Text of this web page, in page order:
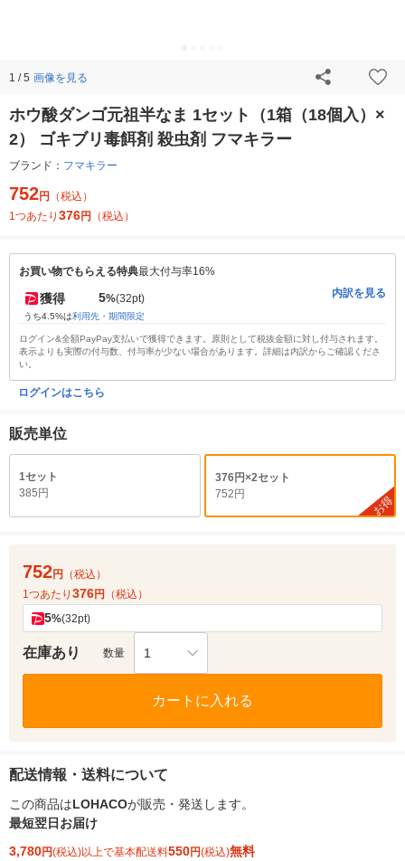
1 / 5 画像を見る
ホウ酸ダンゴ元祖半なま 1セット（1箱（18個入）×
2） ゴキブリ毒餌剤 殺虫剤 フマキラー
ブランド： フマキラー
752円
（税込）
1つあたり 376円 （税込）
お買い物でもらえる特典最大付与率16%
獲得 5%(32pt)
うち4.5%は利用先・期間限定
内訳を見る
ログイン&全額PayPay支払いで獲得できます。原則として税抜金額に対し付与されます。
表示よりも実際の付与数、付与率が少ない場合があります。詳細は内訳からご確認くださ
い。
ログインはこちら
販売単位
1セット
385円
376円×2セット
752円
お得
752円
（税込）
1つあたり 376円 （税込）
5%(32pt)
在庫あり 数量 1
カートに入れる
配送情報・送料について
この商品はLOHACOが販売・発送します。
最短翌日お届け
3,780円(税込)以上で基本配送料550円(税込)無料